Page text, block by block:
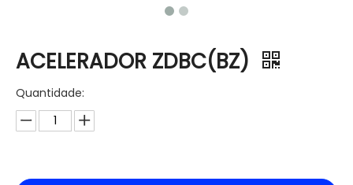
ACELERADOR ZDBC(BZ)
Quantidade: